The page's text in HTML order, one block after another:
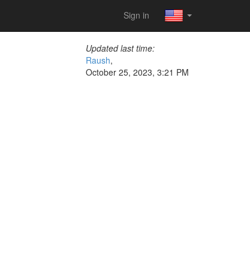
Sign in
Updated last time:
Raush,
October 25, 2023, 3:21 PM